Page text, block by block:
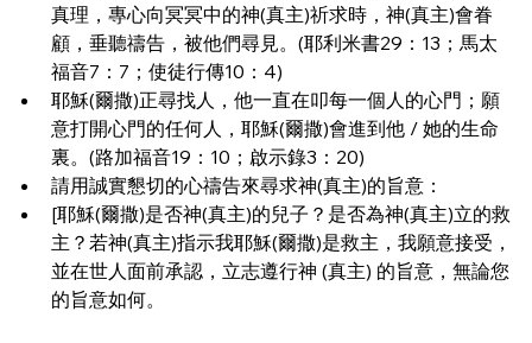
真理，專心向冥冥中的神(真主)祈求時，神(真主)會眷
顧，垂聽禱告，被他們尋見。(耶利米書29：13；馬太
福音7：7；使徒行傳10：4)
耶穌(爾撒)正尋找人，他一直在叩每一個人的心門；願
意打開心門的任何人，耶穌(爾撒)會進到他 / 她的生命
裏。(路加福音19：10；啟示錄3：20)
請用誠實懇切的心禱告來尋求神(真主)的旨意：
[耶穌(爾撒)是否神(真主)的兒子？是否為神(真主)立的救
主？若神(真主)指示我耶穌(爾撒)是救主，我願意接受，
並在世人面前承認，立志遵行神 (真主) 的旨意，無論您
的旨意如何。